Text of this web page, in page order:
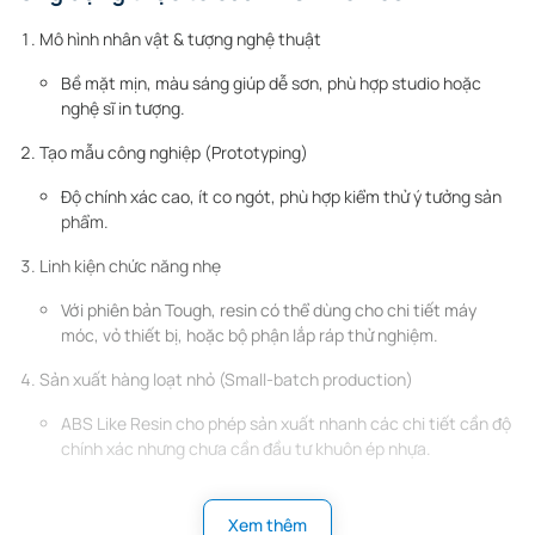
Mô hình nhân vật & tượng nghệ thuật
Bề mặt mịn, màu sáng giúp dễ sơn, phù hợp studio hoặc
nghệ sĩ in tượng.
Tạo mẫu công nghiệp (Prototyping)
Độ chính xác cao, ít co ngót, phù hợp kiểm thử ý tưởng sản
phẩm.
Linh kiện chức năng nhẹ
Với phiên bản Tough, resin có thể dùng cho chi tiết máy
móc, vỏ thiết bị, hoặc bộ phận lắp ráp thử nghiệm.
Sản xuất hàng loạt nhỏ (Small-batch production)
ABS Like Resin cho phép sản xuất nhanh các chi tiết cần độ
chính xác nhưng chưa cần đầu tư khuôn ép nhựa.
Hướng dẫn sử dụng & bảo quản
Xem thêm